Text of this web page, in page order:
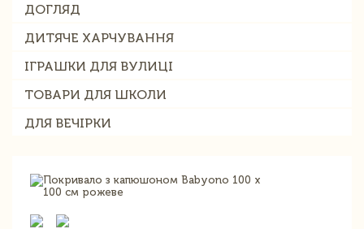
ДОГЛЯД
ДИТЯЧЕ ХАРЧУВАННЯ
ІГРАШКИ ДЛЯ ВУЛИЦІ
ТОВАРИ ДЛЯ ШКОЛИ
ДЛЯ ВЕЧІРКИ